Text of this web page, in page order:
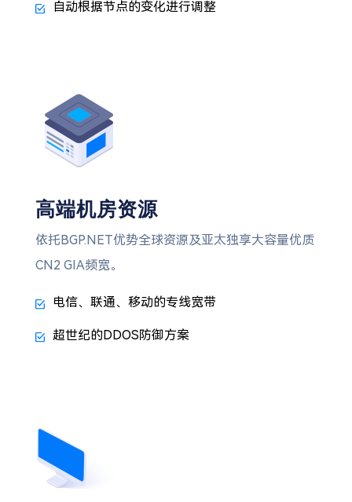
自动根据节点的变化进行调整
高端机房资源
依托BGP.NET优势全球资源及亚太独享大容量优质
CN2 GIA频宽。
电信、联通、移动的专线宽带
超世纪的DDOS防御方案